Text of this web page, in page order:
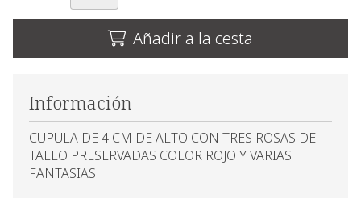
Añadir a la cesta
Información
CUPULA DE 4 CM DE ALTO CON TRES ROSAS DE
TALLO PRESERVADAS COLOR ROJO Y VARIAS
FANTASIAS